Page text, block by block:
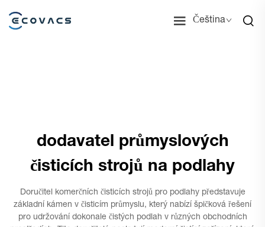
Čeština
dodavatel průmyslových
čisticích strojů na podlahy
Doručitel komerčních čisticích strojů pro podlahy představuje
základní kámen v čisticím průmyslu, který nabízí špičková řešení
pro udržování dokonale čistých podlah v různých obchodních